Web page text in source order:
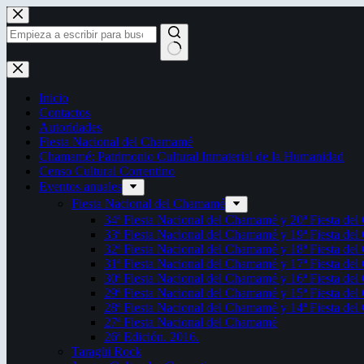
Saltar
al
contenido
Sin
resultados
Inicio
Contactos
Autoridades
Fiesta Nacional del Chamamé
Chamamé: Patrimonio Cultural Inmaterial de la Humanidad
Censo Cultural Correntino
Eventos anuales
Fiesta Nacional del Chamamé
34ª Fiesta Nacional del Chamamé y 20ª Fiesta
33ª Fiesta Nacional del Chamamé y 19ª Fiesta
32ª Fiesta Nacional del Chamamé y 18ª Fiesta
31ª Fiesta Nacional del Chamamé y 17ª Fiesta
30ª Fiesta Nacional del Chamamé y 16ª Fiesta
29ª Fiesta Nacional del Chamamé y 15ª Fiesta
28ª Fiesta Nacional del Chamamé y 14ª Fiesta
27ª Fiesta Nacional del Chamamé
26ª Edición. 2016.
Taragüi Rock